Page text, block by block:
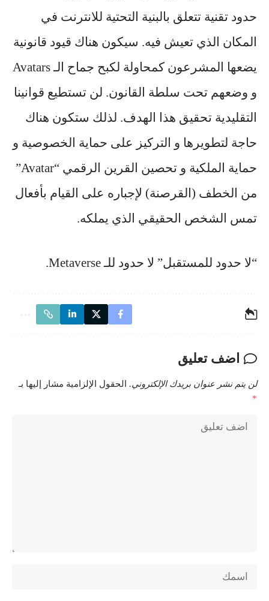
حدود تقنية تتعلق بالبنية التحتية للانترنت في
المكان الذي تعيش فيه. سيكون هناك قيود قانونية
يضعها المشرعون كمحاولة لكبح جماح الـ Avatars
و وضعهم تحت سلطة القانون. لن تستطيع قوانينا
التقليدية تحقيق هذا الهدف. لذلك ستكون هناك
حاجة لتطويرها و التركيز على حماية الخصوصية و
حماية الملكية و تحصين القرين الرقمي “Avatar”
من الخطف (القرصنة) لإجباره على القيام بأفعال
تمس الشخص الحقيقي الذي يملكه.
“لا حدود للمستقبل” لا حدود للـ Metaverse.
اضف تعليق
لن يتم نشر عنوان بريدك الإلكتروني. الحقول الإلزامية مشار إليها بـ
*